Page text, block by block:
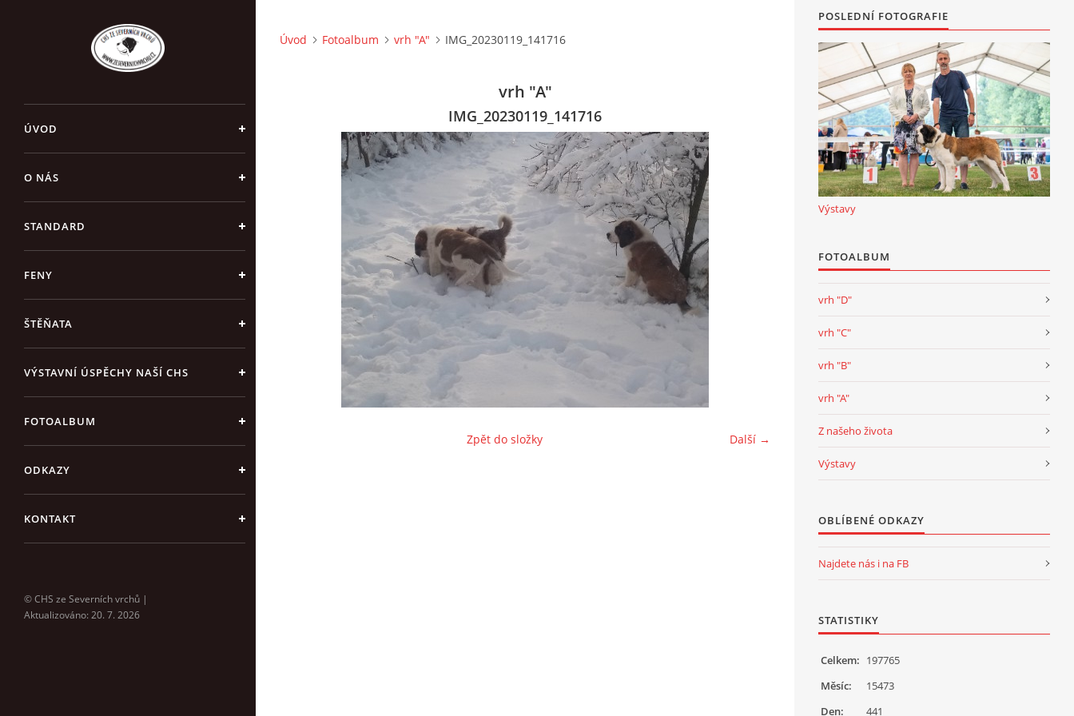
ÚVOD
O NÁS
STANDARD
FENY
ŠTĚŇATA
VÝSTAVNÍ ÚSPĚCHY NAŠÍ CHS
FOTOALBUM
ODKAZY
KONTAKT
© CHS ze Severních vrchů |
Aktualizováno: 20. 7. 2026
Úvod Fotoalbum vrh "A" IMG_20230119_141716
vrh "A"
IMG_20230119_141716
Další →
Zpět do složky
POSLEDNÍ FOTOGRAFIE
Výstavy
FOTOALBUM
vrh "D"
vrh "C"
vrh "B"
vrh "A"
Z našeho života
Výstavy
OBLÍBENÉ ODKAZY
Najdete nás i na FB
STATISTIKY
Celkem: 197765
Měsíc:
15473
Den:
441